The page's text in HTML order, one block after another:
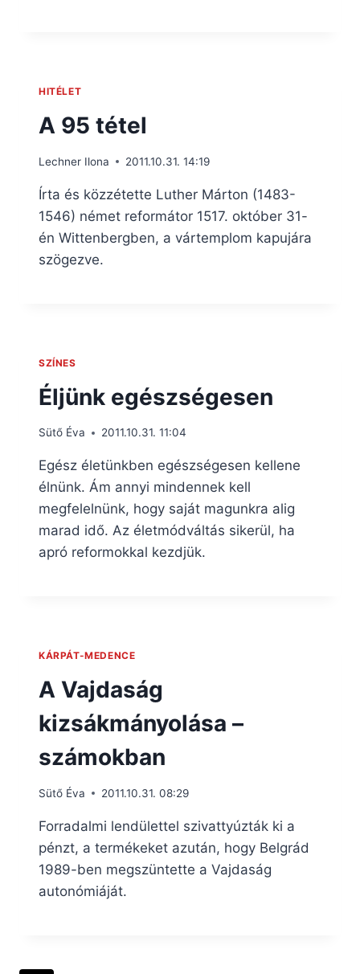
HITÉLET
A 95 tétel
Lechner Ilona 2011.10.31. 14:19
Írta és közzétette Luther Márton (1483-
1546) német reformátor 1517. október 31-
én Wittenbergben, a vártemplom kapujára
szögezve.
SZÍNES
Éljünk egészségesen
Sütő Éva 2011.10.31. 11:04
Egész életünkben egészségesen kellene
élnünk. Ám annyi mindennek kell
megfelelnünk, hogy saját magunkra alig
marad idő. Az életmódváltás sikerül, ha
apró reformokkal kezdjük.
KÁRPÁT-MEDENCE
A Vajdaság
kizsákmányolása –
számokban
Sütő Éva 2011.10.31. 08:29
Forradalmi lendülettel szivattyúzták ki a
pénzt, a termékeket azután, hogy Belgrád
1989-ben megszüntette a Vajdaság
autonómiáját.